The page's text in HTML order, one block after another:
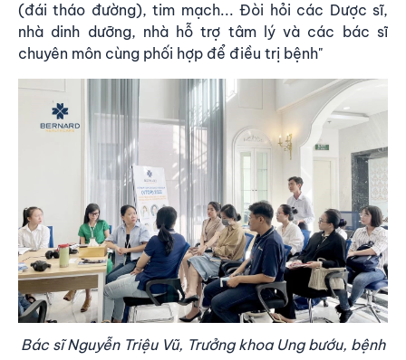
(đái tháo đường), tim mạch... Đòi hỏi các Dược sĩ,
nhà dinh dưỡng, nhà hỗ trợ tâm lý và các bác sĩ
chuyên môn cùng phối hợp để điều trị bệnh"
Bác sĩ Nguyễn Triệu Vũ, Trưởng khoa Ung bướu, bệnh